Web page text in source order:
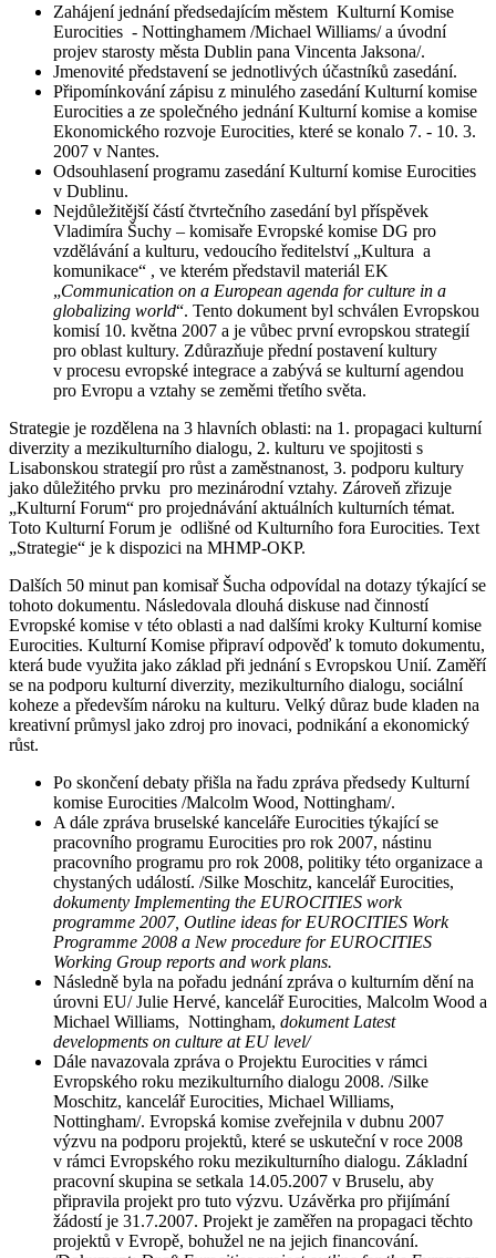
Zahájení jednání předsedajícím městem Kulturní Komise
Eurocities - Nottinghamem /Michael Williams/ a úvodní
projev starosty města Dublin pana Vincenta Jaksona/.
Jmenovité představení se jednotlivých účastníků zasedání.
Připomínkování zápisu z minulého zasedání Kulturní komise
Eurocities a ze společného jednání Kulturní komise a komise
Ekonomického rozvoje Eurocities, které se konalo 7. - 10. 3.
2007 v Nantes.
Odsouhlasení programu zasedání Kulturní komise Eurocities
v Dublinu.
Nejdůležitější částí čtvrtečního zasedání byl příspěvek
Vladimíra Šuchy – komisaře Evropské komise DG pro
vzdělávání a kulturu, vedoucího ředitelství „Kultura a
komunikace“ , ve kterém představil materiál EK
„Communication on a European agenda for culture in a
globalizing world“. Tento dokument byl schválen Evropskou
komisí 10. května 2007 a je vůbec první evropskou strategií
pro oblast kultury. Zdůrazňuje přední postavení kultury
v procesu evropské integrace a zabývá se kulturní agendou
pro Evropu a vztahy se zeměmi třetího světa.
Strategie je rozdělena na 3 hlavních oblasti: na 1. propagaci kulturní
diverzity a mezikulturního dialogu, 2. kulturu ve spojitosti s
Lisabonskou strategií pro růst a zaměstnanost, 3. podporu kultury
jako důležitého prvku pro mezinárodní vztahy. Zároveň zřizuje
„Kulturní Forum“ pro projednávání aktuálních kulturních témat.
Toto Kulturní Forum je odlišné od Kulturního fora Eurocities. Text
„Strategie“ je k dispozici na MHMP-OKP.
Dalších 50 minut pan komisař Šucha odpovídal na dotazy týkající se
tohoto dokumentu. Následovala dlouhá diskuse nad činností
Evropské komise v této oblasti a nad dalšími kroky Kulturní komise
Eurocities. Kulturní Komise připraví odpověď k tomuto dokumentu,
která bude využita jako základ při jednání s Evropskou Unií. Zaměří
se na podporu kulturní diverzity, mezikulturního dialogu, sociální
koheze a především nároku na kulturu. Velký důraz bude kladen na
kreativní průmysl jako zdroj pro inovaci, podnikání a ekonomický
růst.
Po skončení debaty přišla na řadu zpráva předsedy Kulturní
komise Eurocities /Malcolm Wood, Nottingham/.
A dále zpráva bruselské kanceláře Eurocities týkající se
pracovního programu Eurocities pro rok 2007, nástinu
pracovního programu pro rok 2008, politiky této organizace a
chystaných událostí. /Silke Moschitz, kancelář Eurocities,
dokumenty Implementing the EUROCITIES work
programme 2007, Outline ideas for EUROCITIES Work
Programme 2008 a New procedure for EUROCITIES
Working Group reports and work plans.
Následně byla na pořadu jednání zpráva o kulturním dění na
úrovni EU/ Julie Hervé, kancelář Eurocities, Malcolm Wood a
Michael Williams, Nottingham, dokument Latest
developments on culture at EU level/
Dále navazovala zpráva o Projektu Eurocities v rámci
Evropského roku mezikulturního dialogu 2008. /Silke
Moschitz, kancelář Eurocities, Michael Williams,
Nottingham/. Evropská komise zveřejnila v dubnu 2007
výzvu na podporu projektů, které se uskuteční v roce 2008
v rámci Evropského roku mezikulturního dialogu. Základní
pracovní skupina se setkala 14.05.2007 v Bruselu, aby
připravila projekt pro tuto výzvu. Uzávěrka pro přijímání
žádostí je 31.7.2007. Projekt je zaměřen na propagaci těchto
projektů v Evropě, bohužel ne na jejich financování.